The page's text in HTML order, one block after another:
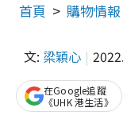
首頁 購物情報
文: 梁穎心
在Google追蹤
《UHK 港生活》